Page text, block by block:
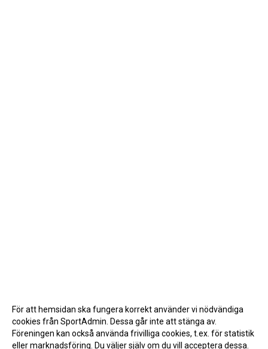
För att hemsidan ska fungera korrekt använder vi nödvändiga
cookies från SportAdmin. Dessa går inte att stänga av.
Föreningen kan också använda frivilliga cookies, t.ex. för statistik
eller marknadsföring. Du väljer själv om du vill acceptera dessa.